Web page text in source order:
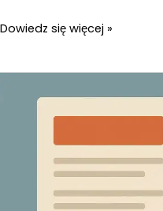
Przewodnik
wyborze
internetowej
Dowiedz się więcej »